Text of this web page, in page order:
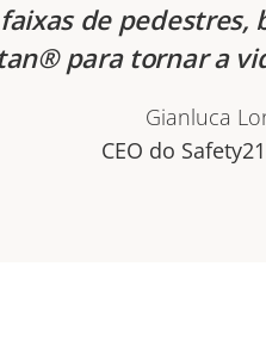
de pedestres,
para tornar a
Gianluca
CEO do